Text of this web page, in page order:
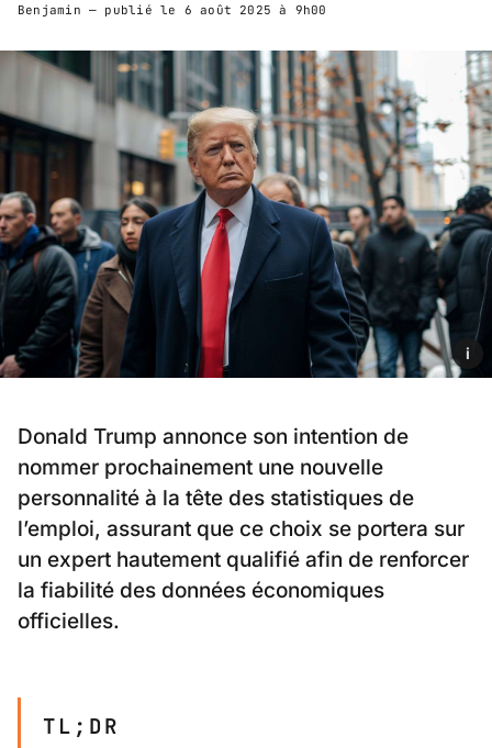
Benjamin — publié le 6 août 2025 à 9h00
i
Donald Trump annonce son intention de
nommer prochainement une nouvelle
personnalité à la tête des statistiques de
l’emploi, assurant que ce choix se portera sur
un expert hautement qualifié afin de renforcer
la fiabilité des données économiques
officielles.
TL;DR